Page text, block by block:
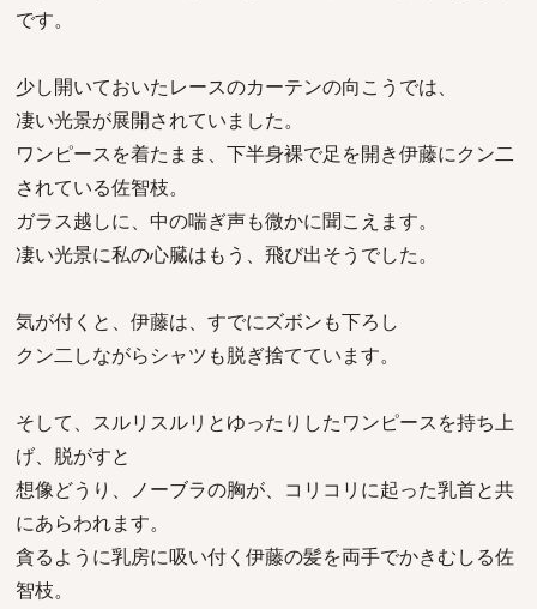
です。
少し開いておいたレースのカーテンの向こうでは、
凄い光景が展開されていました。
ワンピースを着たまま、下半身裸で足を開き伊藤にクン二
されている佐智枝。
ガラス越しに、中の喘ぎ声も微かに聞こえます。
凄い光景に私の心臓はもう、飛び出そうでした。
気が付くと、伊藤は、すでにズボンも下ろし
クン二しながらシャツも脱ぎ捨てています。
そして、スルリスルリとゆったりしたワンピースを持ち上
げ、脱がすと
想像どうり、ノーブラの胸が、コリコリに起った乳首と共
にあらわれます。
貪るように乳房に吸い付く伊藤の髪を両手でかきむしる佐
智枝。